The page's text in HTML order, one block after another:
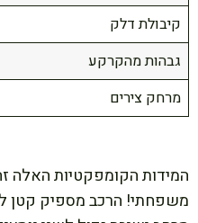
קיבולת דלק
גבהות מהקרקע
מרחק צירים
המידות הקומפקטיות האלה
משפחתי! הרכב מספיק קטן